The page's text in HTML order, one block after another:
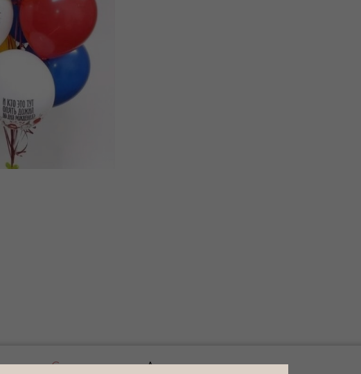
Самовывоз Доставка